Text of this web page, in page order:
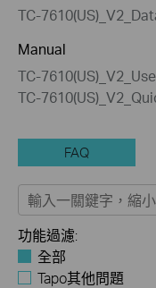
TC-
Manual
TC-
TC-
FAQ
功能過濾:
全部
Tapo其他問題